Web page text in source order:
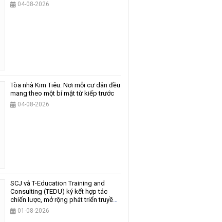
04-08-2026
Tòa nhà Kim Tiêu: Nơi mỗi cư dân đều
mang theo một bí mật từ kiếp trước
04-08-2026
SCJ và T-Education Training and
Consulting (TEDU) ký kết hợp tác
chiến lược, mở rộng phát triển truyền
thông và giáo dục
01-08-2026